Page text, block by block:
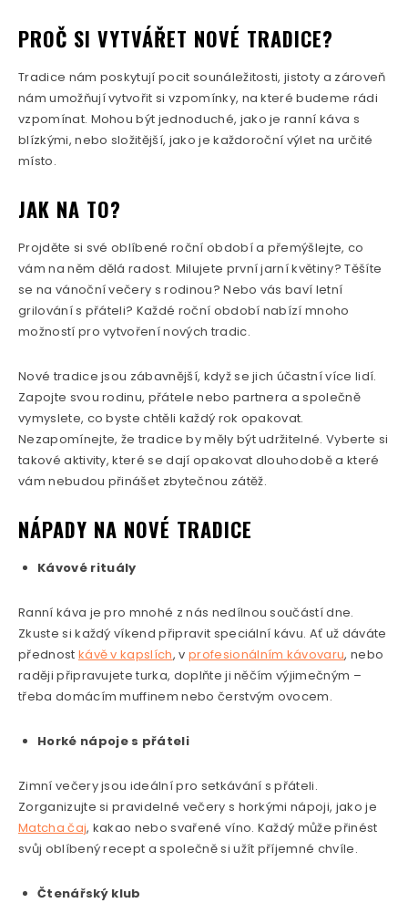
PROČ SI VYTVÁŘET NOVÉ TRADICE?
Tradice nám poskytují pocit sounáležitosti, jistoty a zároveň
nám umožňují vytvořit si vzpomínky, na které budeme rádi
vzpomínat. Mohou být jednoduché, jako je ranní káva s
blízkými, nebo složitější, jako je každoroční výlet na určité
místo.
JAK NA TO?
Projděte si své oblíbené roční období a přemýšlejte, co
vám na něm dělá radost. Milujete první jarní květiny? Těšíte
se na vánoční večery s rodinou? Nebo vás baví letní
grilování s přáteli? Každé roční období nabízí mnoho
možností pro vytvoření nových tradic.
Nové tradice jsou zábavnější, když se jich účastní více lidí.
Zapojte svou rodinu, přátele nebo partnera a společně
vymyslete, co byste chtěli každý rok opakovat.
Nezapomínejte, že tradice by měly být udržitelné. Vyberte si
takové aktivity, které se dají opakovat dlouhodobě a které
vám nebudou přinášet zbytečnou zátěž.
NÁPADY NA NOVÉ TRADICE
Kávové rituály
Ranní káva je pro mnohé z nás nedílnou součástí dne.
Zkuste si každý víkend připravit speciální kávu. Ať už dáváte
přednost kávě v kapslích, v profesionálním kávovaru, nebo
raději připravujete turka, doplňte ji něčím výjimečným –
třeba domácím muffinem nebo čerstvým ovocem.
Horké nápoje s přáteli
Zimní večery jsou ideální pro setkávání s přáteli.
Zorganizujte si pravidelné večery s horkými nápoji, jako je
Matcha čaj, kakao nebo svařené víno. Každý může přinést
svůj oblíbený recept a společně si užít příjemné chvíle.
Čtenářský klub